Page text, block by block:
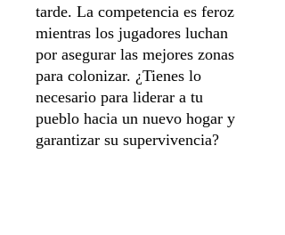
tarde. La competencia es feroz
mientras los jugadores luchan
por asegurar las mejores zonas
para colonizar. ¿Tienes lo
necesario para liderar a tu
pueblo hacia un nuevo hogar y
garantizar su supervivencia?